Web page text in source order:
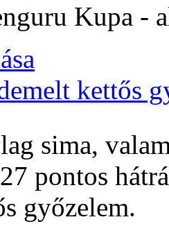
Kupa -
kettős
sima,
pontos
győzelem.